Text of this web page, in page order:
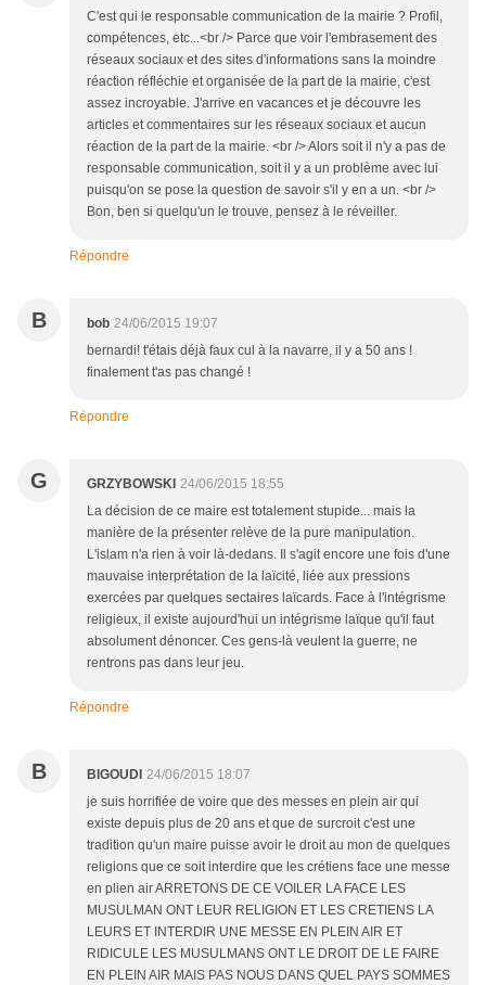
C'est qui le responsable communication de la mairie ? Profil,
compétences, etc...<br /> Parce que voir l'embrasement des
réseaux sociaux et des sites d'informations sans la moindre
réaction réfléchie et organisée de la part de la mairie, c'est
assez incroyable. J'arrive en vacances et je découvre les
articles et commentaires sur les réseaux sociaux et aucun
réaction de la part de la mairie. <br /> Alors soit il n'y a pas de
responsable communication, soit il y a un problème avec lui
puisqu'on se pose la question de savoir s'il y en a un. <br />
Bon, ben si quelqu'un le trouve, pensez à le réveiller.
Répondre
B bob 24/06/2015 19:07
bernardi! t'étais déjà faux cul à la navarre, il y a 50 ans !
finalement t'as pas changé !
Répondre
G GRZYBOWSKI 24/06/2015 18:55
La décision de ce maire est totalement stupide... mais la
manière de la présenter relève de la pure manipulation.
L'islam n'a rien à voir là-dedans. Il s'agit encore une fois d'une
mauvaise interprétation de la laïcité, liée aux pressions
exercées par quelques sectaires laïcards. Face à l'intégrisme
religieux, il existe aujourd'hui un intégrisme laïque qu'il faut
absolument dénoncer. Ces gens-là veulent la guerre, ne
rentrons pas dans leur jeu.
Répondre
B BIGOUDI 24/06/2015 18:07
je suis horrifiée de voire que des messes en plein air qui
existe depuis plus de 20 ans et que de surcroit c'est une
tradition qu'un maire puisse avoir le droit au mon de quelques
religions que ce soit interdire que les crétiens face une messe
en plien air ARRETONS DE CE VOILER LA FACE LES
MUSULMAN ONT LEUR RELIGION ET LES CRETIENS LA
LEURS ET INTERDIR UNE MESSE EN PLEIN AIR ET
RIDICULE LES MUSULMANS ONT LE DROIT DE LE FAIRE
EN PLEIN AIR MAIS PAS NOUS DANS QUEL PAYS SOMMES